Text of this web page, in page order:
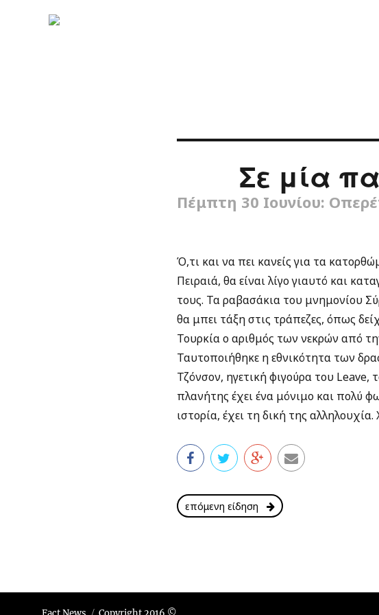
Σε μία
Πέμπτη 30 Ιουνίου:
Ό,τι και να πει κανείς για τα
Πειραιά, θα είναι λίγο γιαυτό και
τους. Τα ραβασάκια του μνημονίου
θα μπει τάξη στις τράπεζες, όπως
Τουρκία ο αριθμός των νεκρών από
Ταυτοποιήθηκε η εθνικότητα των
Τζόνσον, ηγετική φιγούρα του
πλανήτης έχει ένα μόνιμο και πολύ
ιστορία, έχει τη δική της
επόμενη είδηση